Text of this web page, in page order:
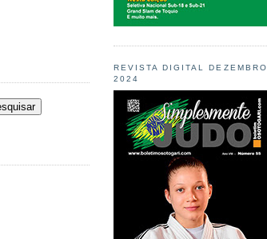
REVISTA DIGITAL DEZEMBRO
2024